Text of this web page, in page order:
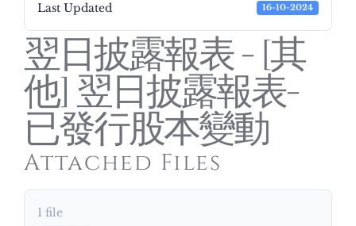
Last Updated 16-10-2024
翌日披露報表 - [其
他] 翌日披露報表-
已發行股本變動
Attached Files
1 file